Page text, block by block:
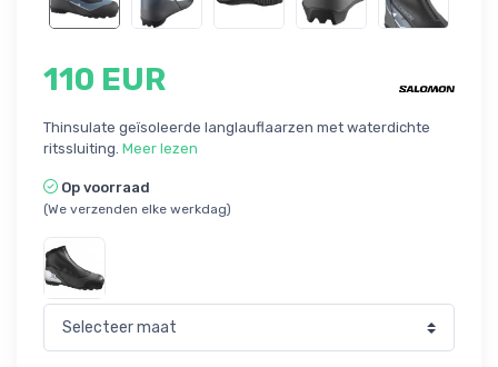
110 EUR
Thinsulate geïsoleerde langlauflaarzen met waterdichte
ritssluiting. Meer lezen
Op voorraad
(We verzenden elke werkdag)